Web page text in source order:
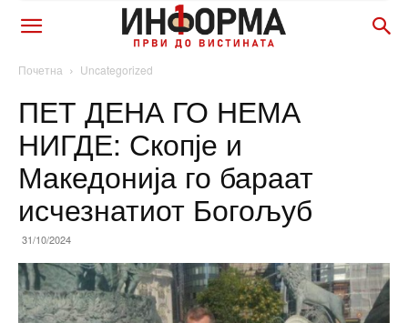
Почетна Uncategorized
ПЕТ ДЕНА ГО НЕМА
НИГДЕ: Скопје и
Македонија го бараат
исчезнатиот Богољуб
31/10/2024